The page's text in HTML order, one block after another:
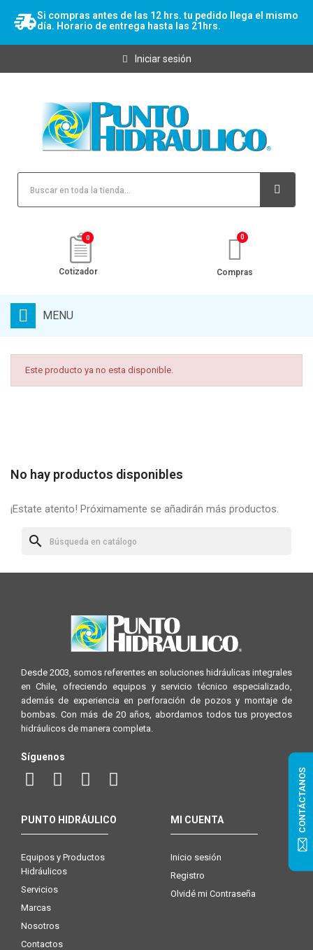
Si compras antes de las 12 hrs. tu pedido llega el mismo
día. Horario de entrega hasta las 21hrs.
Iniciar sesión
0
Cotizador Compras
MENU
Este producto ya no esta disponible.
No hay productos disponibles
¡Estate atento! Próximamente se añadirán más productos.
search
Desde 2003, somos referentes en soluciones hidráulicas integrales
en Chile, ofreciendo equipos y servicio técnico especializado,
además de experiencia en perforación de pozos y montaje de
bombas. Con más de 20 años, abordamos todos tus proyectos
hidráulicos de manera completa.
Síguenos
PUNTO HIDRÁULICO
Equipos y Productos
Hidráulicos
Servicios
Marcas
Nosotros
Contactos
MI CUENTA
Inicio sesión
Registro
Olvidé mi Contraseña
CONTÁCTANOS